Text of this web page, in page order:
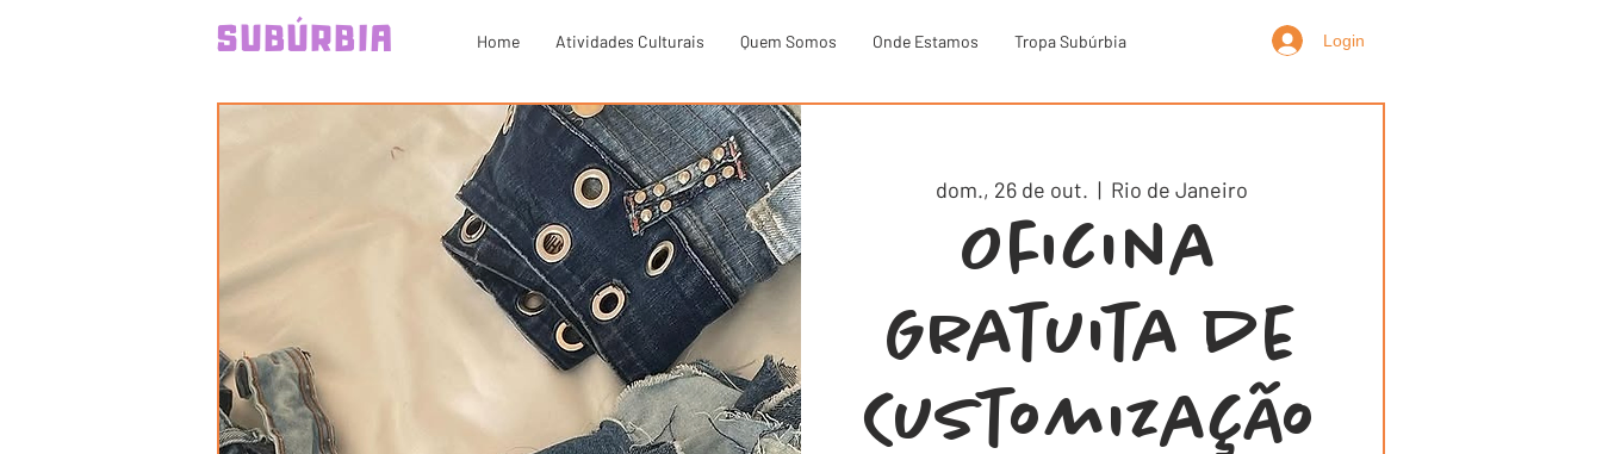
SUBÚRBIA Home Atividades Culturais Quem Somos Onde Estamos Tropa Subúrbia Login
dom., 26 de out.
  |
Rio de Janeiro
Oficina
Gratuita de
Customização